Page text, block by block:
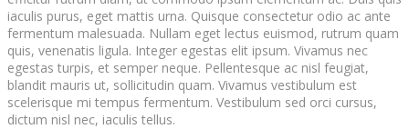
iaculis purus, eget mattis urna. Quisque consectetur odio ac ante
fermentum malesuada. Nullam eget lectus euismod, rutrum quam
quis, venenatis ligula. Integer egestas elit ipsum. Vivamus nec
egestas turpis, et semper neque. Pellentesque ac nisl feugiat,
blandit mauris ut, sollicitudin quam. Vivamus vestibulum est
scelerisque mi tempus fermentum. Vestibulum sed orci cursus,
dictum nisl nec, iaculis tellus.